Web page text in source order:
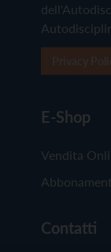
E-Shop
Vendita
Contatti